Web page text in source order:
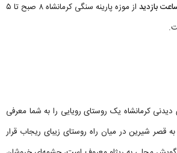
بازدید
از موزه پارینه سنگی کرمانشاه ۸ صبح تا ۵
کرمانشاه یک روستای رویایی را به شما معرفی
قصر شیرین در میان راه روستای زیبای ریجاب قرار